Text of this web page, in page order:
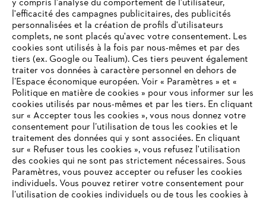
L'Entreprise
STIHL FAQ
Contact
VOTRE NAVIGATEUR INTERNET
N'EST PLUS PRIS EN CHARGE
Vous utilisez un navigateur Internet que nous ne prenons plus
y compris l'analyse du comportement de l'utilisateur,
l'efficacité des campagnes publicitaires, des publicités
personnalisées et la création de profils d'utilisateurs
complets, ne sont placés qu'avec votre consentement. Les
cookies sont utilisés à la fois par nous-mêmes et par des
tiers (ex. Google ou Tealium). Ces tiers peuvent également
traiter vos données à caractère personnel en dehors de
l’Espace économique européen. Voir « Paramètres » et «
Politique en matière de cookies » pour vous informer sur les
cookies utilisés par nous-mêmes et par les tiers. En cliquant
sur « Accepter tous les cookies », vous nous donnez votre
consentement pour l’utilisation de tous les cookies et le
traitement des données qui y sont associées. En cliquant
sur « Refuser tous les cookies », vous refusez l'utilisation
des cookies qui ne sont pas strictement nécessaires. Sous
Paramètres, vous pouvez accepter ou refuser les cookies
individuels. Vous pouvez retirer votre consentement pour
l’utilisation de cookies individuels ou de tous les cookies à